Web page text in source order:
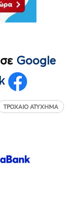
Google
ΤΡΟΧΑΊΟ ΑΤΎΧΗΜΑ